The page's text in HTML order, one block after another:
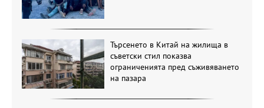
Търсенето в Китай на жилища в
съветски стил показва
ограниченията пред съживяването
на пазара